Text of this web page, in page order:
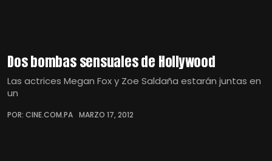
Dos bombas sensuales de Hollywood
Las actrices Megan Fox y Zoe Saldaña estarán juntas en
un
POR: CINE.COM.PA MARZO 17, 2012